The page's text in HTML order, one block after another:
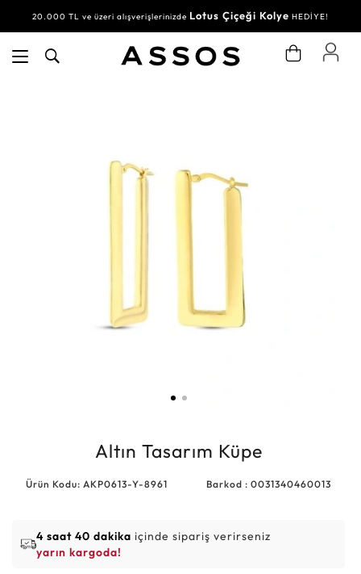
20.000 TL ve üzeri alışverişlerinizde Lotus Çiçeği Kolye HEDİYE!
Altın Tasarım Küpe
Ürün Kodu: AKP0613-Y-8961 Barkod : 0031340460013
4 saat 40 dakika içinde sipariş verirseniz
yarın kargoda!